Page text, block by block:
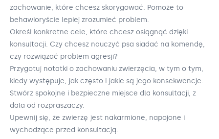
zachowanie, które chcesz skorygować. Pomoże to
behawioryście lepiej zrozumieć problem.
Określ konkretne cele, które chcesz osiągnąć dzięki
konsultacji. Czy chcesz nauczyć psa siadać na komendę,
czy rozwiązać problem agresji?
Przygotuj notatki o zachowaniu zwierzęcia, w tym o tym,
kiedy występuje, jak często i jakie są jego konsekwencje.
Stwórz spokojne i bezpieczne miejsce dla konsultacji, z
dala od rozpraszaczy.
Upewnij się, że zwierzę jest nakarmione, napojone i
wychodzące przed konsultacją.